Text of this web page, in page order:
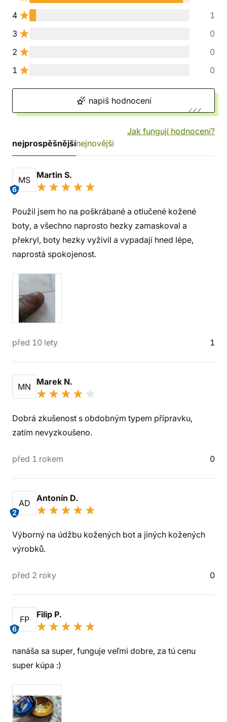
4
1
3
0
2
0
1
0
napiš hodnocení
Jak fungují hodnocení?
nejprospěšnějšínejnovější
MS
6
Martin S.
Použil jsem ho na poškrábané a otlučené kožené
boty, a všechno naprosto hezky zamaskoval a
překryl, boty hezky vyživil a vypadají hned lépe,
naprostá spokojenost.
před 10 lety 1
MN Marek N.
Dobrá zkušenost s obdobným typem přípravku,
zatím nevyzkoušeno.
před 1 rokem 0
AD
2
Antonín D.
Výborný na údžbu kožených bot a jiných kožených
výrobků.
před 2 roky 0
FP
6
Filip P.
nanáša sa super, funguje veľmi dobre, za tú cenu
super kúpa :)